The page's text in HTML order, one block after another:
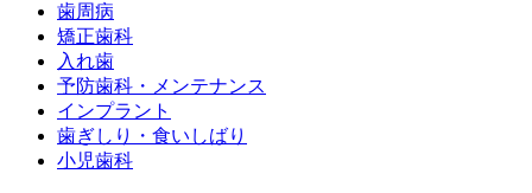
歯周病
矯正歯科
入れ歯
予防歯科・メンテナンス
インプラント
歯ぎしり・食いしばり
小児歯科